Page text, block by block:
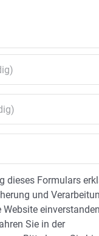
dieses Formulars
und
Sie in der